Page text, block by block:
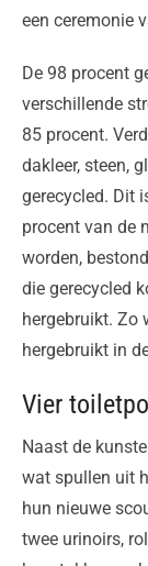
een ceremonie
De 98 procent
verschillende
85 procent.
dakleer, steen,
gerecycled. Dit
procent van de
worden,
die gerecycled
hergebruikt. Zo
hergebruikt in
Vier
Naast de
wat spullen uit
hun nieuwe
twee urinoirs,